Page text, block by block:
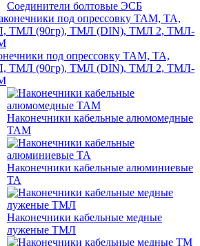
Соединители болтовые ЭСБ
под опрессовку ТАМ, ТА,
ТМЛ (90гр), ТМЛ (DIN), ТМЛ 2, ТМЛ-
Наконечники кабельные алюмомедные
ТАМ
Наконечники кабельные алюминиевые
ТА
Наконечники кабельные медные
луженые ТМЛ